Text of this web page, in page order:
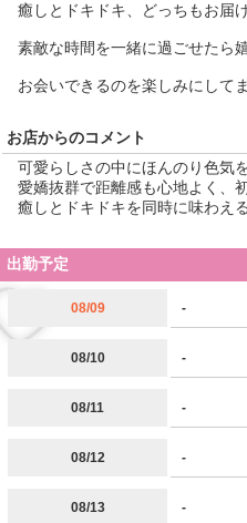
癒しとドキドキ、どっちもお届
素敵な時間を一緒に過ごせたら
お会いできるのを楽しみにして
お店からのコメント
可愛らしさの中にほんのり色気
愛嬌抜群で距離感も心地よく、
癒しとドキドキを同時に味わ
出勤予定
08/09 -
08/10 -
08/11 -
08/12 -
08/13 -